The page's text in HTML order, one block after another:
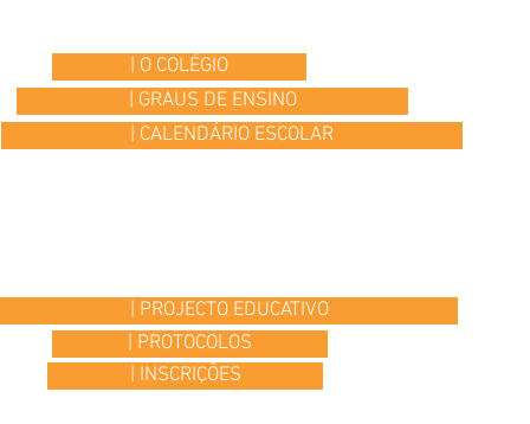
| O COLÉGIO
| GRAUS DE ENSINO
| CALENDÁRIO ESCOLAR
| PROJECTO EDUCATIVO
| PROTOCOLOS
| INSCRIÇÕES